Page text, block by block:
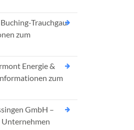
Trauchgau
zum
Energie &
zum
GmbH –